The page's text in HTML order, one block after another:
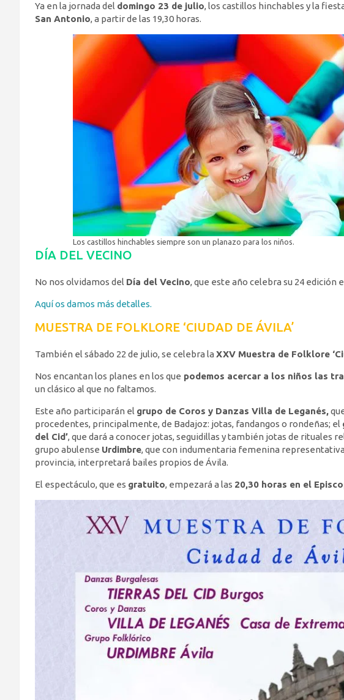
Ya en la jornada del domingo 23 de julio, los castillos hinchables y la
San Antonio, a partir de las 19,30 horas.
Los castillos hinchables siempre son un planazo para los niños.
DÍA DEL VECINO
No nos olvidamos del Día del Vecino, que este año celebra su 24 edición
Aquí os damos más detalles.
MUESTRA DE FOLKLORE ‘CIUDAD DE ÁVILA’
También el sábado 22 de julio, se celebra la XXV Muestra de Folklore
Nos encantan los planes en los que podemos acercar a los niños las
un clásico al que no faltamos.
Este año participarán el grupo de Coros y Danzas Villa de Leganés,
procedentes, principalmente, de Badajoz: jotas, fandangos o rondeñas; el
del Cid’, que dará a conocer jotas, seguidillas y también jotas de rituales
grupo abulense Urdimbre, que con indumentaria femenina
provincia, interpretará bailes propios de Ávila.
El espectáculo, que es gratuito, empezará a las 20,30 horas en el